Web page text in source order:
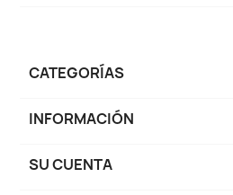
CATEGORÍAS
INFORMACIÓN
SU CUENTA